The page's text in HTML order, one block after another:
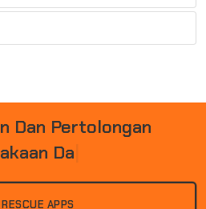
N DAN PERTOLONGAN
AKAAN DA
RESCUE APPS